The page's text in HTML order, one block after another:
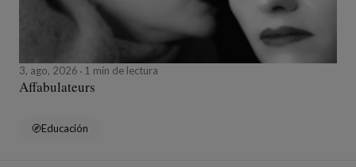
3, ago, 2026 1 min de lectura
Affabulateurs
Educación